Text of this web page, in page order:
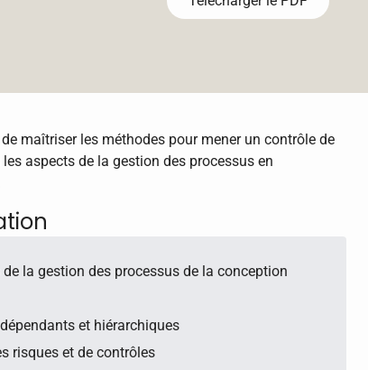
maîtriser les méthodes pour mener un contrôle de
aspects de la gestion des processus en
la gestion des processus de la conception
et hiérarchiques
risques et de contrôles